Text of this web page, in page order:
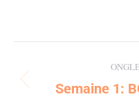
navigation
Semaine 1: